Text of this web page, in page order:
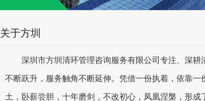
关于方圳
深圳市方圳清环管理咨询服务有限公司专注、深
不断跃升，服务触角不断延伸。凭借一份执着，依靠
土，卧薪尝胆，十年磨剑，不改初心，凤凰涅槃，形